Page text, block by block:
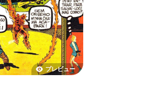
プレビュー